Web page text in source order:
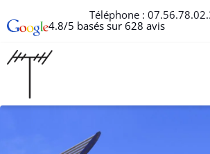
Téléphone :
4.8/5 basés sur 628 avis